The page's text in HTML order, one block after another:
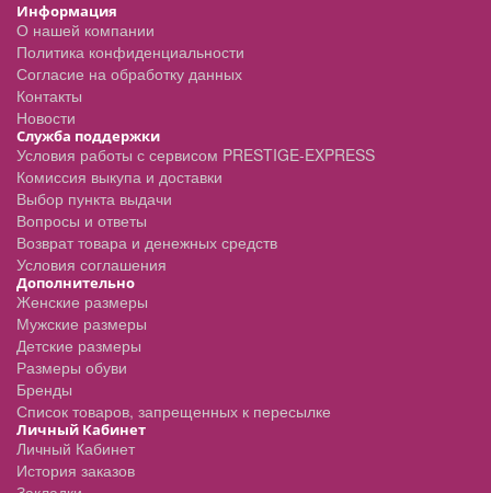
Информация
О нашей компании
Политика конфиденциальности
Согласие на обработку данных
Контакты
Новости
Служба поддержки
Условия работы с сервисом PRESTIGE-EXPRESS
Комиссия выкупа и доставки
Выбор пункта выдачи
Вопросы и ответы
Возврат товара и денежных средств
Условия соглашения
Дополнительно
Женские размеры
Мужские размеры
Детские размеры
Размеры обуви
Бренды
Список товаров, запрещенных к пересылке
Личный Кабинет
Личный Кабинет
История заказов